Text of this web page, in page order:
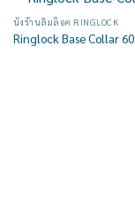
นั่งร้านลิ่มล็อค RINGLOCK
Ringlock Base Collar 60